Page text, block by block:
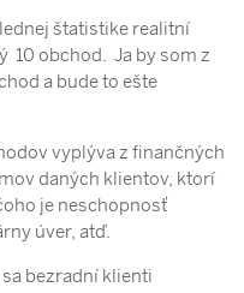
štatistike realitní
10 obchod. Ja by som z
a bude to ešte
vyplýva z finančných
daných klientov, ktorí
je neschopnosť
úver, atď.
bezradní klienti